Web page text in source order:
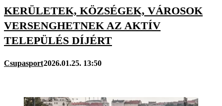
KERÜLETEK, KÖZSÉGEK, VÁROSOK
VERSENGHETNEK AZ AKTÍV
TELEPÜLÉS DÍJÉRT
Csupasport2026.01.25. 13:50